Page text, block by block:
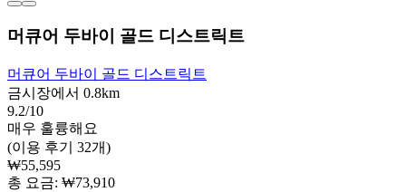
머큐어 두바이 골드 디스트릭트
머큐어 두바이 골드 디스트릭트
금시장에서 0.8km
9.2/10
매우 훌륭해요
(이용 후기 32개)
₩55,595
총 요금: ₩73,910